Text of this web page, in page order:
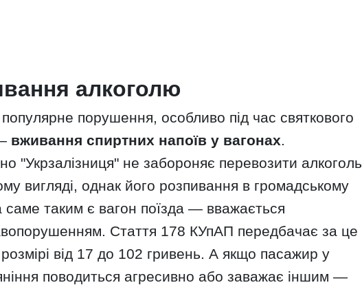
алкоголю
порушення, особливо під час святкового
вживання спиртних напоїв у вагонах.
"Укрзалізниця" не забороняє перевозити алкоголь
вигляді, однак його розпивання в громадському
саме таким є вагон поїзда — вважається
Стаття 178 КУпАП передбачає за це
від 17 до 102 гривень. А якщо пасажир у
поводиться агресивно або заважає іншим —